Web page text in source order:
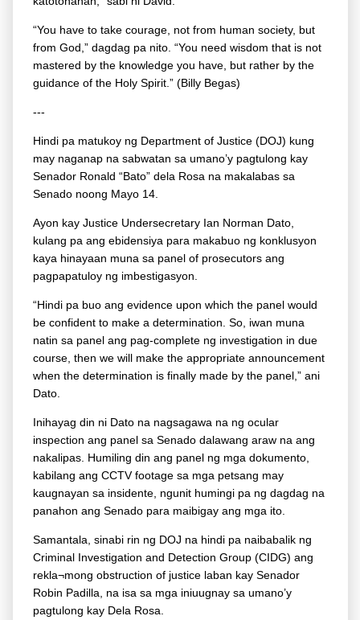
“You have to take courage, not from human society, but
from God,” dagdag pa nito. “You need wisdom that is not
mastered by the knowledge you have, but rather by the
guidance of the Holy Spirit.” (Billy Begas)
---
Hindi pa matukoy ng Department of Justice (DOJ) kung
may naganap na sabwatan sa umano’y pagtulong kay
Senador Ronald “Bato” dela Rosa na makalabas sa
Senado noong Mayo 14.
Ayon kay Justice Undersecretary Ian Norman Dato,
kulang pa ang ebidensiya para makabuo ng konklusyon
kaya hinayaan muna sa panel of prosecutors ang
pagpapatuloy ng imbestigasyon.
“Hindi pa buo ang evidence upon which the panel would
be confident to make a determination. So, iwan muna
natin sa panel ang pag-complete ng investigation in due
course, then we will make the appropriate announcement
when the determination is finally made by the panel,” ani
Dato.
Inihayag din ni Dato na nagsagawa na ng ocular
inspection ang panel sa Senado dalawang araw na ang
nakalipas. Humiling din ang panel ng mga dokumento,
kabilang ang CCTV footage sa mga petsang may
kaugnayan sa insidente, ngunit humingi pa ng dagdag na
panahon ang Senado para maibigay ang mga ito.
Samantala, sinabi rin ng DOJ na hindi pa naibabalik ng
Criminal Investigation and Detection Group (CIDG) ang
rekla¬mong obstruction of justice laban kay Senador
Robin Padilla, na isa sa mga iniuugnay sa umano’y
pagtulong kay Dela Rosa.